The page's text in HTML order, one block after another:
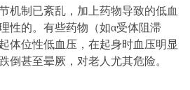
机制已紊乱，加上药物导致的低血
性的。有些药物（如α受体阻滞
体位性低血压，在起身时血压明显
倒甚至晕厥，对老人尤其危险。